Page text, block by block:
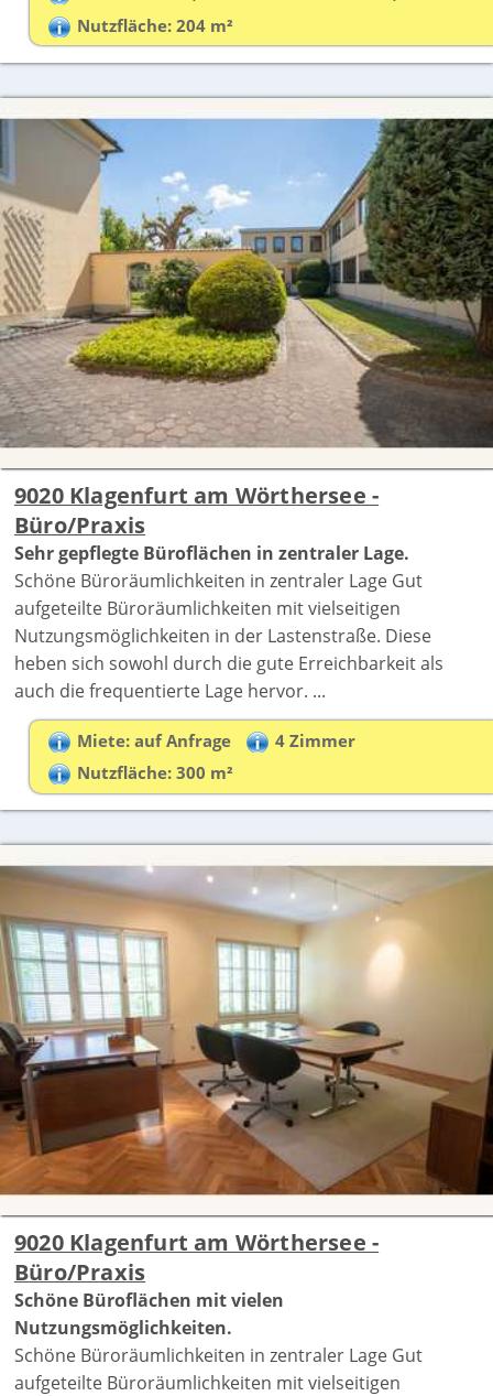
Nutzfläche: 204 m²
9020 Klagenfurt am Wörthersee -
Büro/Praxis
Sehr gepflegte Büroflächen in zentraler Lage.
Schöne Büroräumlichkeiten in zentraler Lage Gut
aufgeteilte Büroräumlichkeiten mit vielseitigen
Nutzungsmöglichkeiten in der Lastenstraße. Diese
heben sich sowohl durch die gute Erreichbarkeit als
auch die frequentierte Lage hervor. ...
Miete: auf Anfrage
4 Zimmer
Nutzfläche: 300 m²
9020 Klagenfurt am Wörthersee -
Büro/Praxis
Schöne Büroflächen mit vielen
Nutzungsmöglichkeiten.
Schöne Büroräumlichkeiten in zentraler Lage Gut
aufgeteilte Büroräumlichkeiten mit vielseitigen